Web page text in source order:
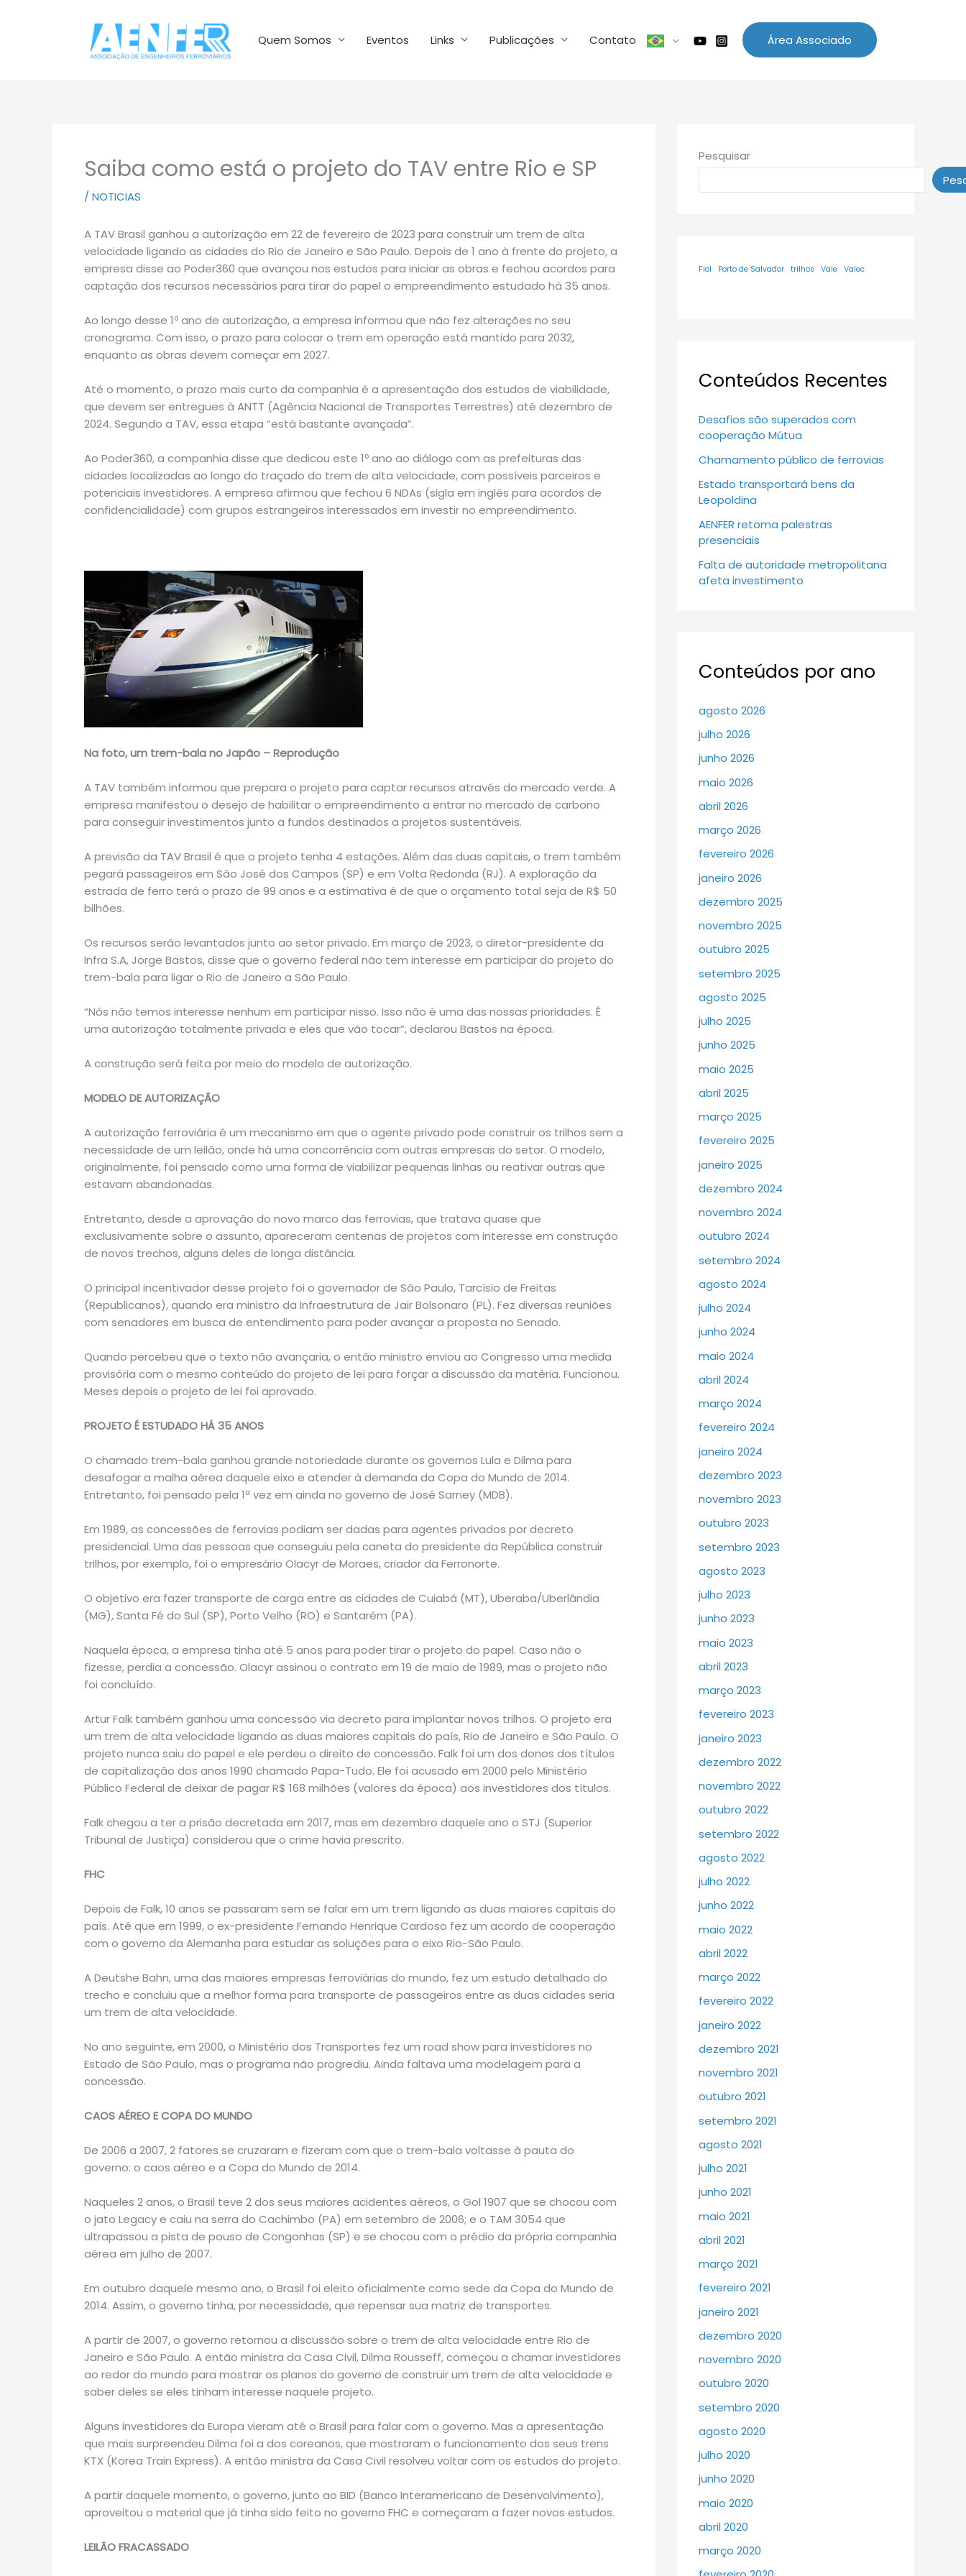
Quem Somos Eventos Links Publicações Contato Área Associado
Saiba como está o projeto do TAV entre Rio e SP
/ NOTICIAS
A TAV Brasil ganhou a autorização em 22 de fevereiro de 2023 para construir um trem de alta
velocidade ligando as cidades do Rio de Janeiro e São Paulo. Depois de 1 ano à frente do projeto, a
empresa disse ao Poder360 que avançou nos estudos para iniciar as obras e fechou acordos para
captação dos recursos necessários para tirar do papel o empreendimento estudado há 35 anos.
Ao longo desse 1º ano de autorização, a empresa informou que não fez alterações no seu
cronograma. Com isso, o prazo para colocar o trem em operação está mantido para 2032,
enquanto as obras devem começar em 2027.
Até o momento, o prazo mais curto da companhia é a apresentação dos estudos de viabilidade,
que devem ser entregues à ANTT (Agência Nacional de Transportes Terrestres) até dezembro de
2024. Segundo a TAV, essa etapa “está bastante avançada”.
Ao Poder360, a companhia disse que dedicou este 1º ano ao diálogo com as prefeituras das
cidades localizadas ao longo do traçado do trem de alta velocidade, com possíveis parceiros e
potenciais investidores. A empresa afirmou que fechou 6 NDAs (sigla em inglês para acordos de
confidencialidade) com grupos estrangeiros interessados em investir no empreendimento.
Na foto, um trem-bala no Japão – Reprodução
A TAV também informou que prepara o projeto para captar recursos através do mercado verde. A
empresa manifestou o desejo de habilitar o empreendimento a entrar no mercado de carbono
para conseguir investimentos junto a fundos destinados a projetos sustentáveis.
A previsão da TAV Brasil é que o projeto tenha 4 estações. Além das duas capitais, o trem também
pegará passageiros em São José dos Campos (SP) e em Volta Redonda (RJ). A exploração da
estrada de ferro terá o prazo de 99 anos e a estimativa é de que o orçamento total seja de R$ 50
bilhões.
Os recursos serão levantados junto ao setor privado. Em março de 2023, o diretor-presidente da
Infra S.A, Jorge Bastos, disse que o governo federal não tem interesse em participar do projeto do
trem-bala para ligar o Rio de Janeiro a São Paulo.
“Nós não temos interesse nenhum em participar nisso. Isso não é uma das nossas prioridades. É
uma autorização totalmente privada e eles que vão tocar”, declarou Bastos na época.
A construção será feita por meio do modelo de autorização.
MODELO DE AUTORIZAÇÃO
A autorização ferroviária é um mecanismo em que o agente privado pode construir os trilhos sem a
necessidade de um leilão, onde há uma concorrência com outras empresas do setor. O modelo,
originalmente, foi pensado como uma forma de viabilizar pequenas linhas ou reativar outras que
estavam abandonadas.
Entretanto, desde a aprovação do novo marco das ferrovias, que tratava quase que
exclusivamente sobre o assunto, apareceram centenas de projetos com interesse em construção
de novos trechos, alguns deles de longa distância.
O principal incentivador desse projeto foi o governador de São Paulo, Tarcísio de Freitas
(Republicanos), quando era ministro da Infraestrutura de Jair Bolsonaro (PL). Fez diversas reuniões
com senadores em busca de entendimento para poder avançar a proposta no Senado.
Quando percebeu que o texto não avançaria, o então ministro enviou ao Congresso uma medida
provisória com o mesmo conteúdo do projeto de lei para forçar a discussão da matéria. Funcionou.
Meses depois o projeto de lei foi aprovado.
PROJETO É ESTUDADO HÁ 35 ANOS
O chamado trem-bala ganhou grande notoriedade durante os governos Lula e Dilma para
desafogar a malha aérea daquele eixo e atender à demanda da Copa do Mundo de 2014.
Entretanto, foi pensado pela 1ª vez em ainda no governo de José Sarney (MDB).
Em 1989, as concessões de ferrovias podiam ser dadas para agentes privados por decreto
presidencial. Uma das pessoas que conseguiu pela caneta do presidente da República construir
trilhos, por exemplo, foi o empresário Olacyr de Moraes, criador da Ferronorte.
O objetivo era fazer transporte de carga entre as cidades de Cuiabá (MT), Uberaba/Uberlândia
(MG), Santa Fé do Sul (SP), Porto Velho (RO) e Santarém (PA).
Naquela época, a empresa tinha até 5 anos para poder tirar o projeto do papel. Caso não o
fizesse, perdia a concessão. Olacyr assinou o contrato em 19 de maio de 1989, mas o projeto não
foi concluído.
Artur Falk também ganhou uma concessão via decreto para implantar novos trilhos. O projeto era
um trem de alta velocidade ligando as duas maiores capitais do país, Rio de Janeiro e São Paulo. O
projeto nunca saiu do papel e ele perdeu o direito de concessão. Falk foi um dos donos dos títulos
de capitalização dos anos 1990 chamado Papa-Tudo. Ele foi acusado em 2000 pelo Ministério
Público Federal de deixar de pagar R$ 168 milhões (valores da época) aos investidores dos títulos.
Falk chegou a ter a prisão decretada em 2017, mas em dezembro daquele ano o STJ (Superior
Tribunal de Justiça) considerou que o crime havia prescrito.
FHC
Depois de Falk, 10 anos se passaram sem se falar em um trem ligando as duas maiores capitais do
país. Até que em 1999, o ex-presidente Fernando Henrique Cardoso fez um acordo de cooperação
com o governo da Alemanha para estudar as soluções para o eixo Rio-São Paulo.
A Deutshe Bahn, uma das maiores empresas ferroviárias do mundo, fez um estudo detalhado do
trecho e concluiu que a melhor forma para transporte de passageiros entre as duas cidades seria
um trem de alta velocidade.
No ano seguinte, em 2000, o Ministério dos Transportes fez um road show para investidores no
Estado de São Paulo, mas o programa não progrediu. Ainda faltava uma modelagem para a
concessão.
CAOS AÉREO E COPA DO MUNDO
De 2006 a 2007, 2 fatores se cruzaram e fizeram com que o trem-bala voltasse à pauta do
governo: o caos aéreo e a Copa do Mundo de 2014.
Naqueles 2 anos, o Brasil teve 2 dos seus maiores acidentes aéreos, o Gol 1907 que se chocou com
o jato Legacy e caiu na serra do Cachimbo (PA) em setembro de 2006; e o TAM 3054 que
ultrapassou a pista de pouso de Congonhas (SP) e se chocou com o prédio da própria companhia
aérea em julho de 2007.
Em outubro daquele mesmo ano, o Brasil foi eleito oficialmente como sede da Copa do Mundo de
2014. Assim, o governo tinha, por necessidade, que repensar sua matriz de transportes.
A partir de 2007, o governo retornou a discussão sobre o trem de alta velocidade entre Rio de
Janeiro e São Paulo. A então ministra da Casa Civil, Dilma Rousseff, começou a chamar investidores
ao redor do mundo para mostrar os planos do governo de construir um trem de alta velocidade e
saber deles se eles tinham interesse naquele projeto.
Alguns investidores da Europa vieram até o Brasil para falar com o governo. Mas a apresentação
que mais surpreendeu Dilma foi a dos coreanos, que mostraram o funcionamento dos seus trens
KTX (Korea Train Express). A então ministra da Casa Civil resolveu voltar com os estudos do projeto.
A partir daquele momento, o governo, junto ao BID (Banco Interamericano de Desenvolvimento),
aproveitou o material que já tinha sido feito no governo FHC e começaram a fazer novos estudos.
LEILÃO FRACASSADO
Pesquisar
Fiol Porto de Salvador trilhos Vale Valec
Conteúdos Recentes
Desafios são superados com
cooperação Mútua
Chamamento público de ferrovias
Estado transportará bens da
Leopoldina
AENFER retoma palestras
presenciais
Falta de autoridade metropolitana
afeta investimento
Conteúdos por ano
agosto 2026
julho 2026
junho 2026
maio 2026
abril 2026
março 2026
fevereiro 2026
janeiro 2026
dezembro 2025
novembro 2025
outubro 2025
setembro 2025
agosto 2025
julho 2025
junho 2025
maio 2025
abril 2025
março 2025
fevereiro 2025
janeiro 2025
dezembro 2024
novembro 2024
outubro 2024
setembro 2024
agosto 2024
julho 2024
junho 2024
maio 2024
abril 2024
março 2024
fevereiro 2024
janeiro 2024
dezembro 2023
novembro 2023
outubro 2023
setembro 2023
agosto 2023
julho 2023
junho 2023
maio 2023
abril 2023
março 2023
fevereiro 2023
janeiro 2023
dezembro 2022
novembro 2022
outubro 2022
setembro 2022
agosto 2022
julho 2022
junho 2022
maio 2022
abril 2022
março 2022
fevereiro 2022
janeiro 2022
dezembro 2021
novembro 2021
outubro 2021
setembro 2021
agosto 2021
julho 2021
junho 2021
maio 2021
abril 2021
março 2021
fevereiro 2021
janeiro 2021
dezembro 2020
novembro 2020
outubro 2020
setembro 2020
agosto 2020
julho 2020
junho 2020
maio 2020
abril 2020
março 2020